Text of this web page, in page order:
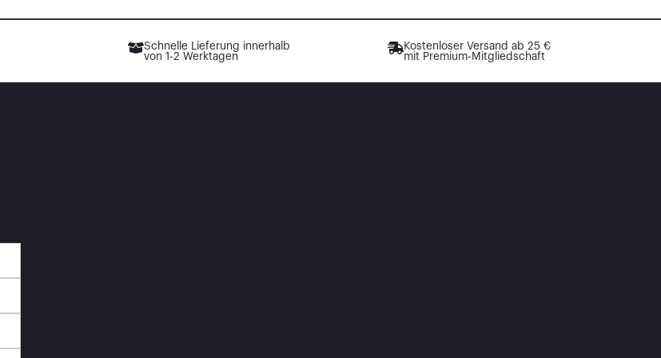
Schnelle Lieferung innerhalb
von 1-2 Werktagen
Kostenloser Versand ab 25 €
mit Premium-Mitgliedschaft